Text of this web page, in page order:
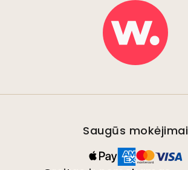
Saugūs mokėjimai